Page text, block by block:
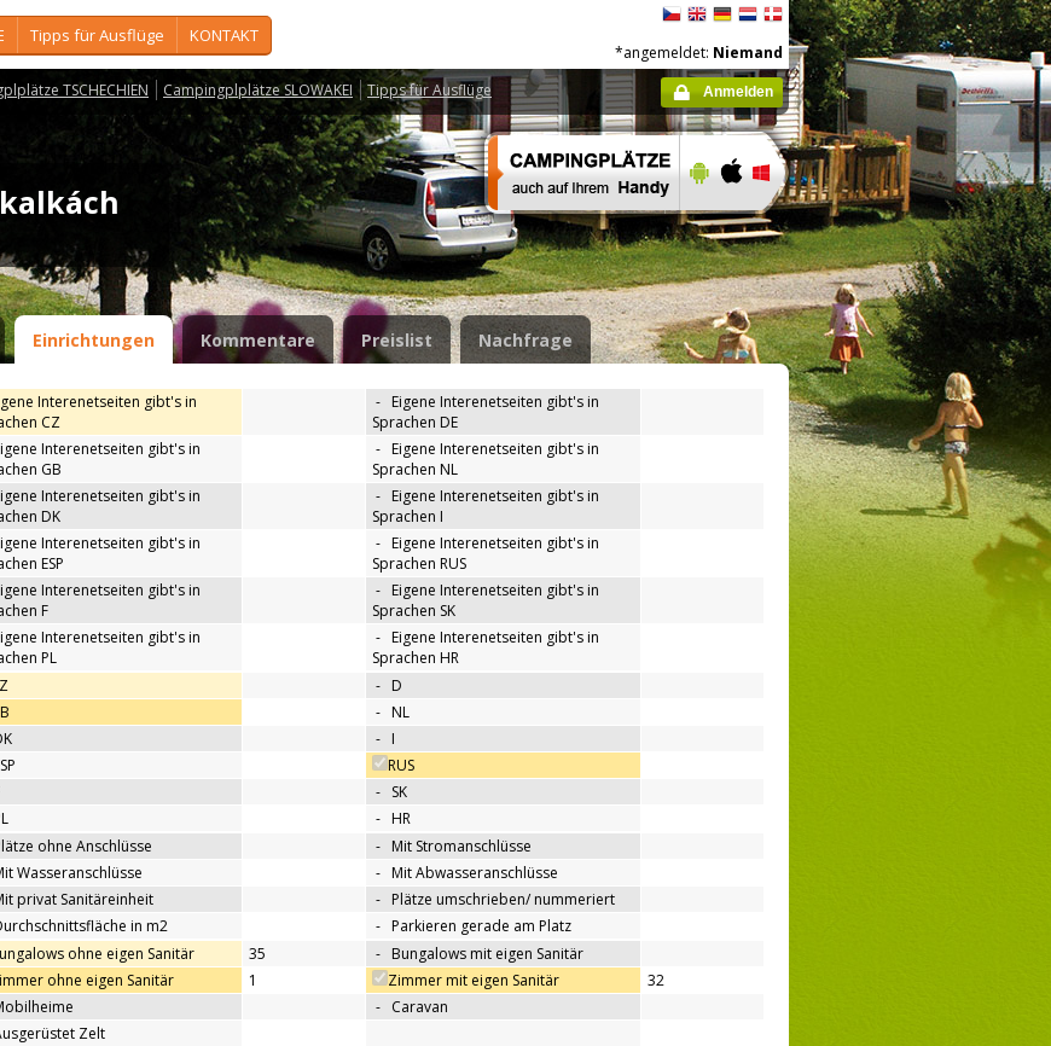
Tipps für Ausflüge KONTAKT
TSCHECHIEN Campingplplätze SLOWAKEI Tipps für Ausflüge
*angemeldet: Niemand
Anmelden
Einrichtungen Kommentare Preislist Nachfrage
Interenetseiten gibt's in
CZ
- Eigene Interenetseiten gibt's in
Sprachen DE
Interenetseiten gibt's in
GB
- Eigene Interenetseiten gibt's in
Sprachen NL
Interenetseiten gibt's in
DK
- Eigene Interenetseiten gibt's in
Sprachen I
Interenetseiten gibt's in
ESP
- Eigene Interenetseiten gibt's in
Sprachen RUS
Interenetseiten gibt's in
F
- Eigene Interenetseiten gibt's in
Sprachen SK
Interenetseiten gibt's in
PL
- Eigene Interenetseiten gibt's in
Sprachen HR
- D
- NL
- I
RUS
- SK
- HR
ohne Anschlüsse - Mit Stromanschlüsse
Wasseranschlüsse - Mit Abwasseranschlüsse
privat Sanitäreinheit - Plätze umschrieben/ nummeriert
in m2 - Parkieren gerade am Platz
ohne eigen Sanitär 35 - Bungalows mit eigen Sanitär
ohne eigen Sanitär
1 Zimmer mit eigen Sanitär
32
- Caravan
Zelt